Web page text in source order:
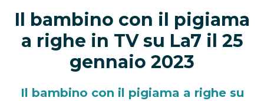
Il bambino con il pigiama
a righe in TV su La7 il 25
gennaio 2023
Il bambino con il pigiama a righe su